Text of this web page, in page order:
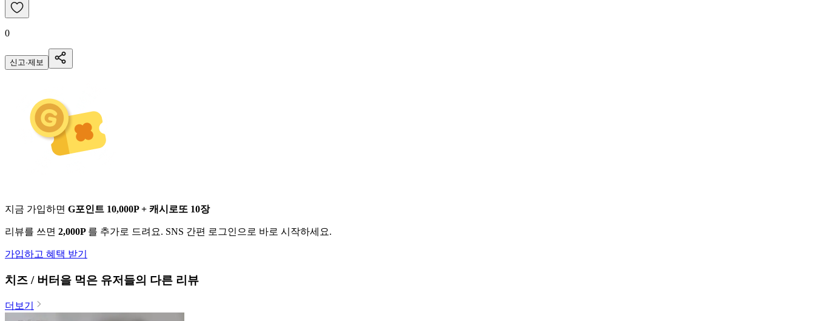
0
신고·제보
지금 가입하면 G포인트 10,000P + 캐시로또 10장
리뷰를 쓰면 2,000P 를 추가로 드려요. SNS 간편 로그인으로 바로 시작하세요.
가입하고 혜택 받기
치즈 / 버터 을 먹은 유저들의 다른 리뷰
더보기